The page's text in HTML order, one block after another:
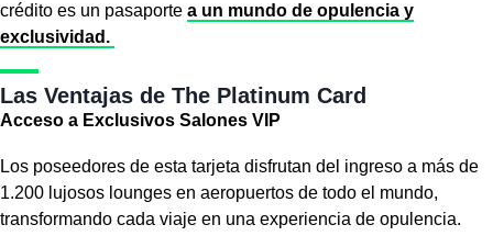
crédito es un pasaporte a un mundo de opulencia y
exclusividad.
Las Ventajas de The Platinum Card
Acceso a Exclusivos Salones VIP
Los poseedores de esta tarjeta disfrutan del ingreso a más de
1.200 lujosos lounges en aeropuertos de todo el mundo,
transformando cada viaje en una experiencia de opulencia.